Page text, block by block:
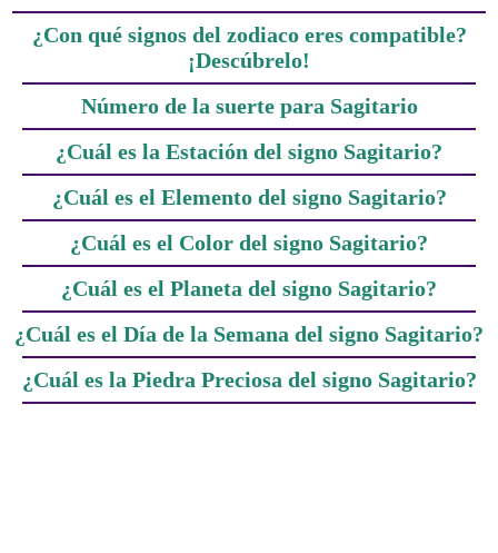
¿Con qué signos del zodiaco eres compatible?
¡Descúbrelo!
Número de la suerte para Sagitario
¿Cuál es la Estación del signo Sagitario?
¿Cuál es el Elemento del signo Sagitario?
¿Cuál es el Color del signo Sagitario?
¿Cuál es el Planeta del signo Sagitario?
¿Cuál es el Día de la Semana del signo Sagitario?
¿Cuál es la Piedra Preciosa del signo Sagitario?